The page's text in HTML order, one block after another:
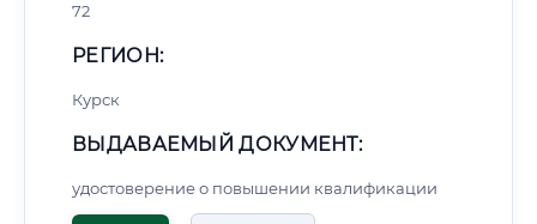
72
РЕГИОН:
Курск
ВЫДАВАЕМЫЙ ДОКУМЕНТ:
удостоверение о повышении квалификации